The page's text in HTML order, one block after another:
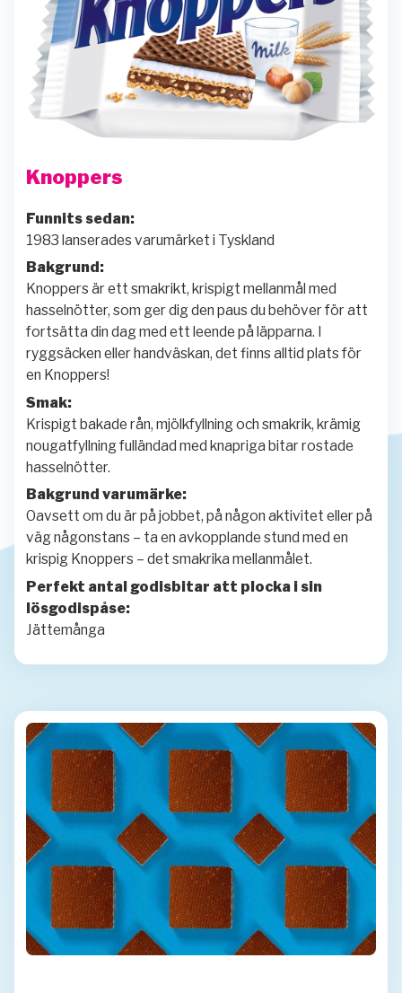
Knoppers
Funnits sedan:
1983 lanserades varumärket i Tyskland
Bakgrund:
Knoppers är ett smakrikt, krispigt mellanmål med
hasselnötter, som ger dig den paus du behöver för att
fortsätta din dag med ett leende på läpparna. I
ryggsäcken eller handväskan, det finns alltid plats för
en Knoppers!
Smak:
Krispigt bakade rån, mjölkfyllning och smakrik, krämig
nougatfyllning fulländad med knapriga bitar rostade
hasselnötter.
Bakgrund varumärke:
Oavsett om du är på jobbet, på någon aktivitet eller på
väg någonstans – ta en avkopplande stund med en
krispig Knoppers – det smakrika mellanmålet.
Perfekt antal godisbitar att plocka i sin
lösgodispåse:
Jättemånga